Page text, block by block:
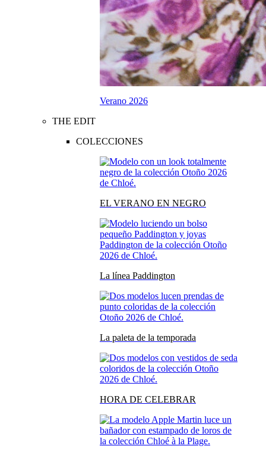
Verano 2026
THE EDIT
COLECCIONES
EL VERANO EN NEGRO
La línea Paddington
La paleta de la temporada
HORA DE CELEBRAR